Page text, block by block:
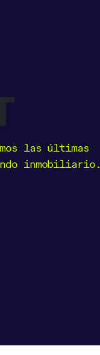
las últimas
inmobiliario.